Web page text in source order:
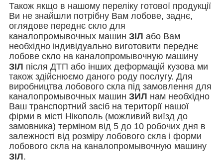
Також якщо в нашому переліку готової продукції
Ви не знайшли потрібну Вам лобове, заднє,
оглядове переднє скло для
каналопромывочных машин ЗІЛ або Вам
необхідно індивідуально виготовити переднє
лобове скло на каналопромывочную машину
ЗІЛ після ДТП або інших деформацій кузова ми
також здійснюємо даного роду послугу. Для
виробництва лобового скла під замовлення для
каналопромывочных машин ЗИЛ нам необхідно
Ваш транспортний засіб на території нашої
фірми в місті Нікополь (можливий виїзд до
замовника) терміном від 5 до 10 робочих дня в
залежності від розміру лобового скла і форми
лобового скла на каналопромывочную машину
ЗІЛ.